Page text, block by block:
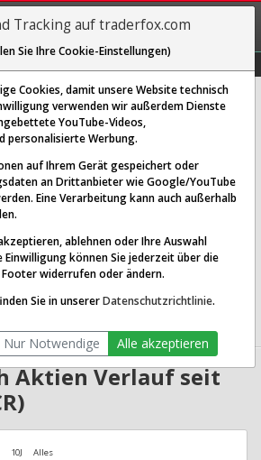
REGIS-
TRIEREN
Health Inc.
| ISIN US6877931096]
$ -11,16 %
Aktienkurs 06.08.2026 17:30 Uhr
26,720 $
/ Healthcare Plans
USD
Aktien Verlauf seit
10J Alles
Tracking auf traderfox.com
Sie Ihre Cookie-Einstellungen)
Cookies, damit unsere Website technisch
verwenden wir außerdem Dienste
YouTube-Videos,
personalisierte Werbung.
auf Ihrem Gerät gespeichert oder
an Drittanbieter wie Google/YouTube
Eine Verarbeitung kann auch außerhalb
ablehnen oder Ihre Auswahl
können Sie jederzeit über die
widerrufen oder ändern.
Sie in unsererDatenschutzrichtlinie.
Nur Notwendige Alle akzeptieren